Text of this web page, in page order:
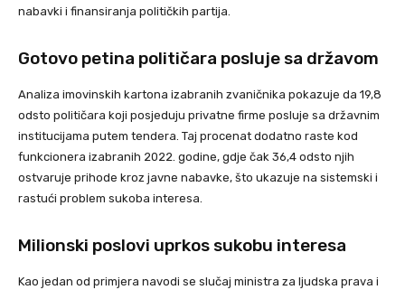
nabavki i finansiranja političkih partija.
Gotovo petina političara posluje sa državom
Analiza imovinskih kartona izabranih zvaničnika pokazuje da 19,8
odsto političara koji posjeduju privatne firme posluje sa državnim
institucijama putem tendera. Taj procenat dodatno raste kod
funkcionera izabranih 2022. godine, gdje čak 36,4 odsto njih
ostvaruje prihode kroz javne nabavke, što ukazuje na sistemski i
rastući problem sukoba interesa.
Milionski poslovi uprkos sukobu interesa
Kao jedan od primjera navodi se slučaj ministra za ljudska prava i